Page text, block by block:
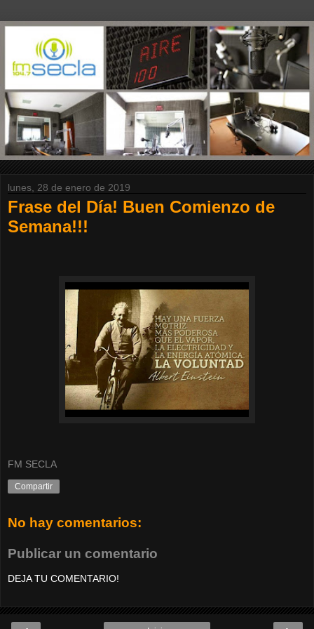
lunes, 28 de enero de 2019
Frase del Día! Buen Comienzo de
Semana!!!
FM SECLA
Compartir
No hay comentarios:
Publicar un comentario
DEJA TU COMENTARIO!